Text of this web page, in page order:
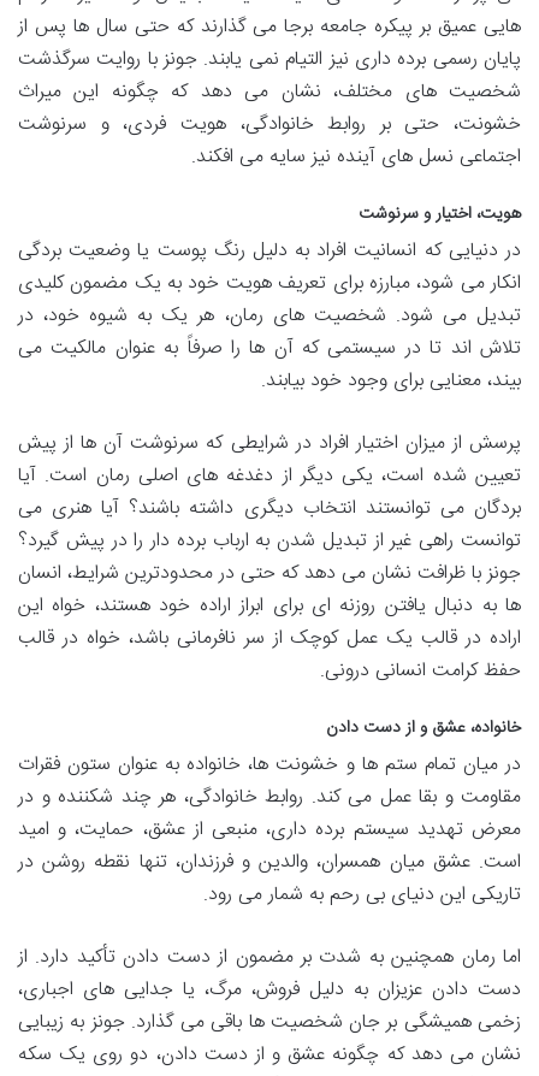
هایی عمیق بر پیکره جامعه برجا می گذارند که حتی سال ها پس از
پایان رسمی برده داری نیز التیام نمی یابند. جونز با روایت سرگذشت
شخصیت های مختلف، نشان می دهد که چگونه این میراث
خشونت، حتی بر روابط خانوادگی، هویت فردی، و سرنوشت
اجتماعی نسل های آینده نیز سایه می افکند.
هویت، اختیار و سرنوشت
در دنیایی که انسانیت افراد به دلیل رنگ پوست یا وضعیت بردگی
انکار می شود، مبارزه برای تعریف هویت خود به یک مضمون کلیدی
تبدیل می شود. شخصیت های رمان، هر یک به شیوه خود، در
تلاش اند تا در سیستمی که آن ها را صرفاً به عنوان مالکیت می
بیند، معنایی برای وجود خود بیابند.
پرسش از میزان اختیار افراد در شرایطی که سرنوشت آن ها از پیش
تعیین شده است، یکی دیگر از دغدغه های اصلی رمان است. آیا
بردگان می توانستند انتخاب دیگری داشته باشند؟ آیا هنری می
توانست راهی غیر از تبدیل شدن به ارباب برده دار را در پیش گیرد؟
جونز با ظرافت نشان می دهد که حتی در محدودترین شرایط، انسان
ها به دنبال یافتن روزنه ای برای ابراز اراده خود هستند، خواه این
اراده در قالب یک عمل کوچک از سر نافرمانی باشد، خواه در قالب
حفظ کرامت انسانی درونی.
خانواده، عشق و از دست دادن
در میان تمام ستم ها و خشونت ها، خانواده به عنوان ستون فقرات
مقاومت و بقا عمل می کند. روابط خانوادگی، هر چند شکننده و در
معرض تهدید سیستم برده داری، منبعی از عشق، حمایت، و امید
است. عشق میان همسران، والدین و فرزندان، تنها نقطه روشن در
تاریکی این دنیای بی رحم به شمار می رود.
اما رمان همچنین به شدت بر مضمون از دست دادن تأکید دارد. از
دست دادن عزیزان به دلیل فروش، مرگ، یا جدایی های اجباری،
زخمی همیشگی بر جان شخصیت ها باقی می گذارد. جونز به زیبایی
نشان می دهد که چگونه عشق و از دست دادن، دو روی یک سکه